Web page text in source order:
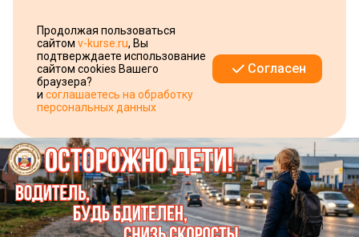
Продолжая пользоваться
сайтом v-kurse.ru, Вы
подтверждаете использование
сайтом cookies Вашего
браузера?
и соглашаетесь на обработку
персональных данных
Согласен